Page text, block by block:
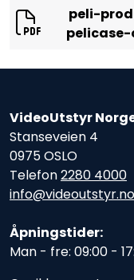
peli-
VideoUtstyr
Stanseveien 4
0975 OSLO
Telefon2280 4000
info@videoutstyr.no
Åpningstider:
Man - fre: 09:00 -